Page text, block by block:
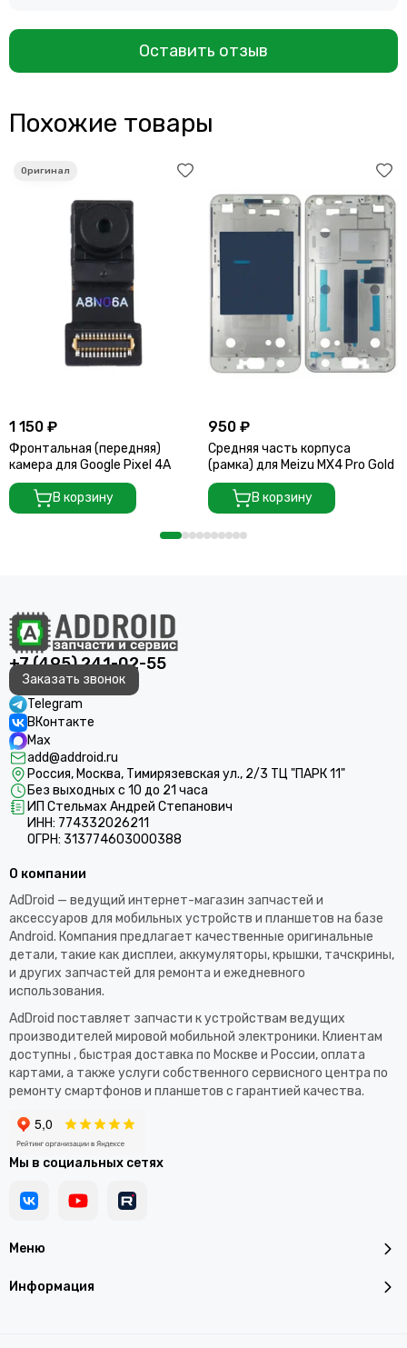
Оставить отзыв
Похожие товары
1 150 ₽
Фронтальная (передняя)
камера для Google Pixel 4A
В корзину
950 ₽
Средняя часть корпуса
(рамка) для Meizu MX4 Pro Gold
В корзину
+7 (495) 241-02-55
Заказать звонок
Telegram
ВКонтакте
Max
add@addroid.ru
Россия, Москва, Тимирязевская ул., 2/3 ТЦ "ПАРК 11"
Без выходных с 10 до 21 часа
ИП Стельмах Андрей Степанович
ИНН: 774332026211
ОГРН: 313774603000388
Меню
Информация
О компании
AdDroid — ведущий интернет-магазин запчастей и
аксессуаров для мобильных устройств и планшетов на базе
Android. Компания предлагает качественные оригинальные
детали, такие как дисплеи, аккумуляторы, крышки, тачскрины,
и других запчастей для ремонта и ежедневного
использования.​
AdDroid поставляет запчасти к устройствам ведущих
производителей мировой мобильной электроники. Клиентам
доступны , быстрая доставка по Москве и России, оплата
картами, а также услуги собственного сервисного центра по
ремонту смартфонов и планшетов с гарантией качества.
Мы в социальных сетях